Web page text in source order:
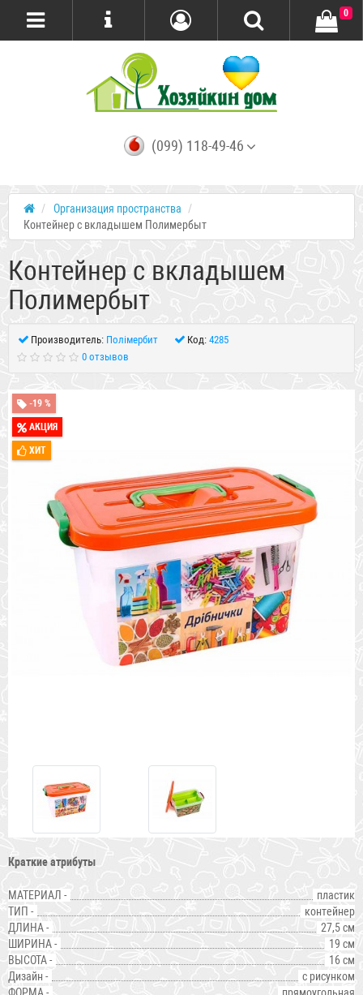
(099) 118-49-46
0
Организация пространства
Контейнер с вкладышем Полимербыт
Контейнер с вкладышем
Полимербыт
Производитель: Полімербит Код: 4285
0 отзывов
-19 %
АКЦИЯ
ХИТ
Краткие атрибуты
МАТЕРИАЛ -
пластик
ТИП -
контейнер
ДЛИНА -
27,5 см
ШИРИНА -
19 см
ВЫСОТА -
16 см
Дизайн -
с рисунком